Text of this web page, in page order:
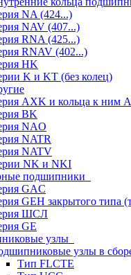
NA (424...)
NAV (407...)
RNA (425...)
RNAV (402...)
HK
K и KT (без колец)
AXK и кольца к ним
BK
NAO
NATR
NATV
NK и NKI
подшипники
GAC
GEH закрытого типа
ШСЛ
GE
узлы
узлы в
Тип FLCTE